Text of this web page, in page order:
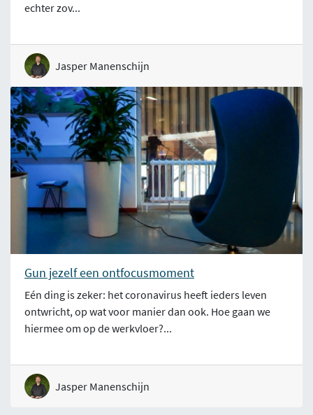
echter zov...
Jasper Manenschijn
Gun jezelf een ontfocusmoment
Eén ding is zeker: het coronavirus heeft ieders leven
ontwricht, op wat voor manier dan ook. Hoe gaan we
hiermee om op de werkvloer?...
Jasper Manenschijn